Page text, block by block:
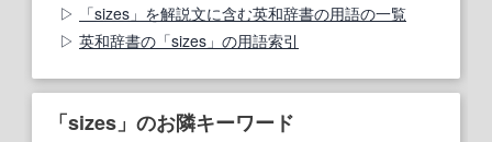
「sizes」を解説文に含む英和辞書の用語の一覧
英和辞書の「sizes」の用語索引
「sizes」のお隣キーワード